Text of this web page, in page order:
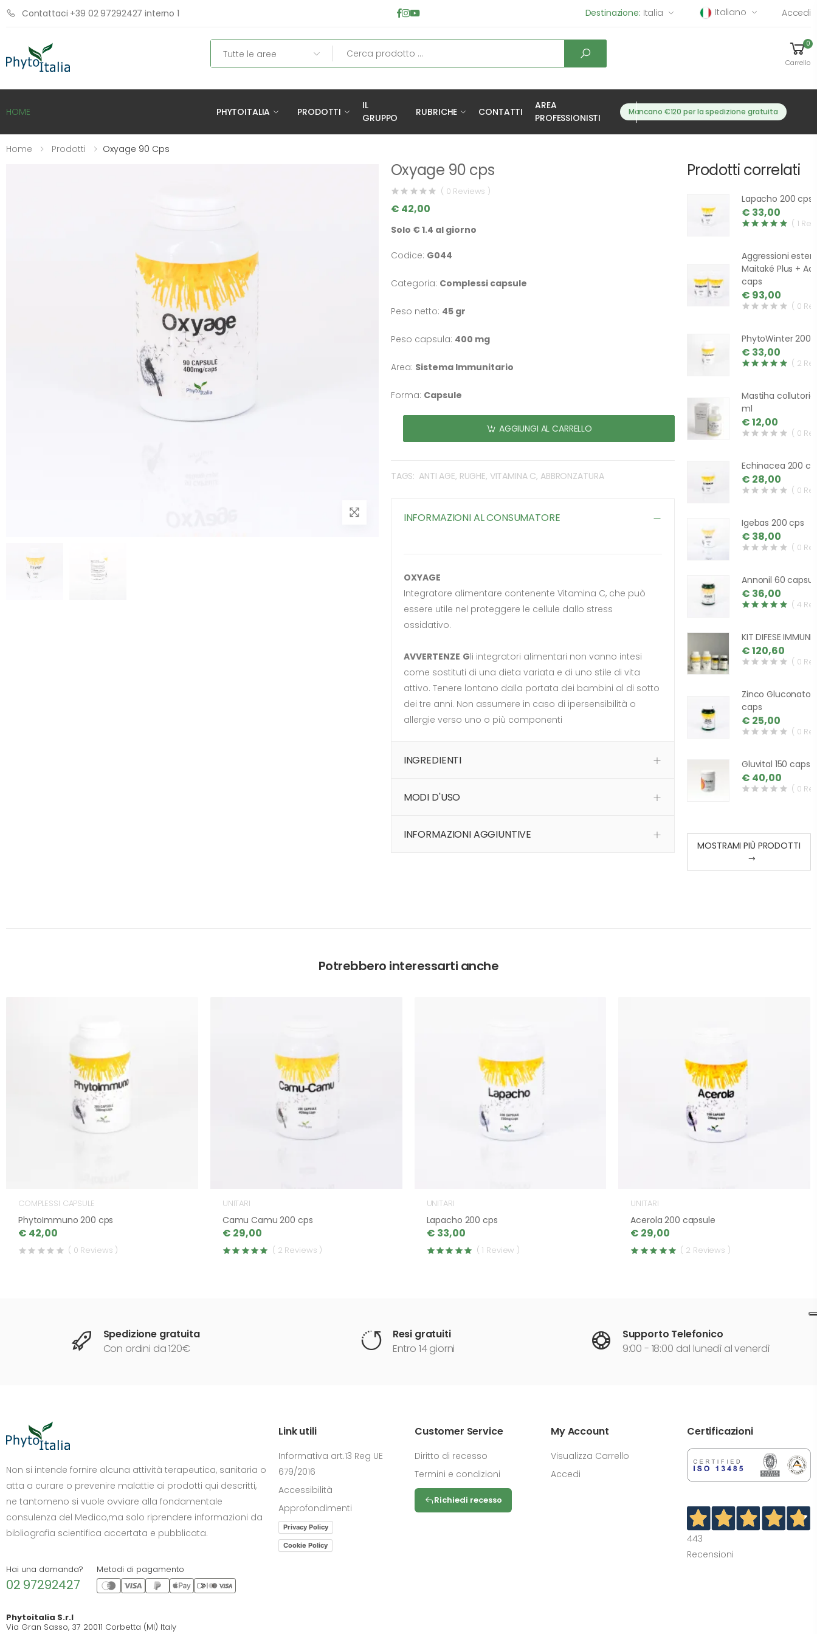
Contattaci +39 02 97292427 interno 1 Destinazione: Italia Italiano Accedi
0
Carrello
HOME PHYTOITALIA PRODOTTI
IL
GRUPPO
RUBRICHE CONTATTI
AREA
PROFESSIONISTI
Mancano €120 per la spedizione gratuita
Home Prodotti Oxyage 90 Cps
Oxyage 90 cps
( 0 Reviews )
€ 42,00
Solo € 1.4 al giorno
Codice: G044
Categoria: Complessi capsule
Peso netto: 45 gr
Peso capsula: 400 mg
Area: Sistema Immunitario
Forma: Capsule
AGGIUNGI AL CARRELLO
TAGS: ANTI AGE, RUGHE, VITAMINA C, ABBRONZATURA
INFORMAZIONI AL CONSUMATORE
OXYAGE
Integratore alimentare contenente Vitamina C, che può
essere utile nel proteggere le cellule dallo stress
ossidativo.
AVVERTENZE Gli integratori alimentari non vanno intesi
come sostituti di una dieta variata e di uno stile di vita
attivo. Tenere lontano dalla portata dei bambini al di sotto
dei tre anni. Non assumere in caso di ipersensibilità o
allergie verso uno o più componenti
INGREDIENTI
MODI D'USO
INFORMAZIONI AGGIUNTIVE
Prodotti correlati
Lapacho 200 cps
€ 33,00
( 1
Aggressioni
Maitaké Plus +
caps
€ 93,00
( 0
PhytoWinter 200
€ 33,00
( 2
Mastiha collutorio
ml
€ 12,00
( 0
Echinacea 200
€ 28,00
( 0
Igebas 200 cps
€ 38,00
( 0
Annonil 60
€ 36,00
( 4
KIT DIFESE
€ 120,60
( 0
Zinco
caps
€ 25,00
( 0
Gluvital 150 caps
€ 40,00
( 0
MOSTRAMI PIÙ PRODOTTI
Potrebbero interessarti anche
COMPLESSI CAPSULE
PhytoImmuno 200 cps
€ 42,00
( 0 Reviews )
UNITARI
Camu Camu 200 cps
€ 29,00
( 2 Reviews )
UNITARI
Lapacho 200 cps
€ 33,00
( 1 Review )
UNITARI
Acerola 200 capsule
€ 29,00
( 2 Reviews )
Spedizione gratuita
Con ordini da 120€
Resi gratuiti
Entro 14 giorni
Supporto Telefonico
9:00 - 18:00 dal lunedì al venerdì
Non si intende fornire alcuna attività terapeutica, sanitaria o
atta a curare o prevenire malattie ai prodotti qui descritti,
ne tantomeno si vuole ovviare alla fondamentale
consulenza del Medico,ma solo riprendere informazioni da
bibliografia scientifica accertata e pubblicata.
Hai una domanda?
02 97292427
Metodi di pagamento
Phytoitalia S.r.l
Via Gran Sasso, 37 20011 Corbetta (MI) Italy
Link utili
Informativa art.13 Reg UE
679/2016
Accessibilità
Approfondimenti
Privacy Policy
Cookie Policy
Customer Service
Diritto di recesso
Termini e condizioni
Richiedi recesso
My Account
Visualizza Carrello
Accedi
Certificazioni
443
Recensioni
DIMENSIONE TESTO
A- +0% A+
CONTRASTO
Standard Alto Scuro Chiaro
OPZIONI
Cursore grande Spaziatura testo
Stop animazioni
Normali Scala grigi